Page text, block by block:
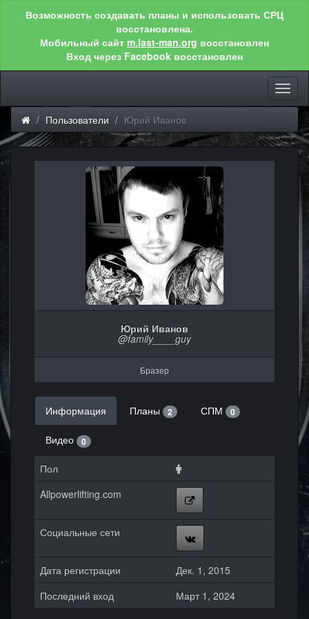
Возможность создавать планы и использовать СРЦ
восстановлена.
Мобильный сайт m.last-man.org восстановлен
Вход через Facebook восстановлен
Пользователи
Юрий Иванов
Юрий Иванов
@family____guy
Бразер
Информация Планы 2 СПМ 0
Видео 0
Пол
Allpowerlifting.com
Социальные сети
Дата регистрации
Дек. 1, 2015
Последний вход
Март 1, 2024